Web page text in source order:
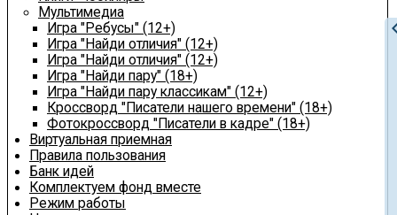
Мультимедиа
Игра "Ребусы" (12+)
Игра "Найди отличия" (12+)
Игра "Найди отличия" (12+)
Игра "Найди пару" (18+)
Игра "Найди пару классикам" (12+)
Кроссворд "Писатели нашего времени" (18+)
Фотокроссворд "Писатели в кадре" (18+)
Виртуальная приемная
Правила пользования
Банк идей
Комплектуем фонд вместе
Режим работы